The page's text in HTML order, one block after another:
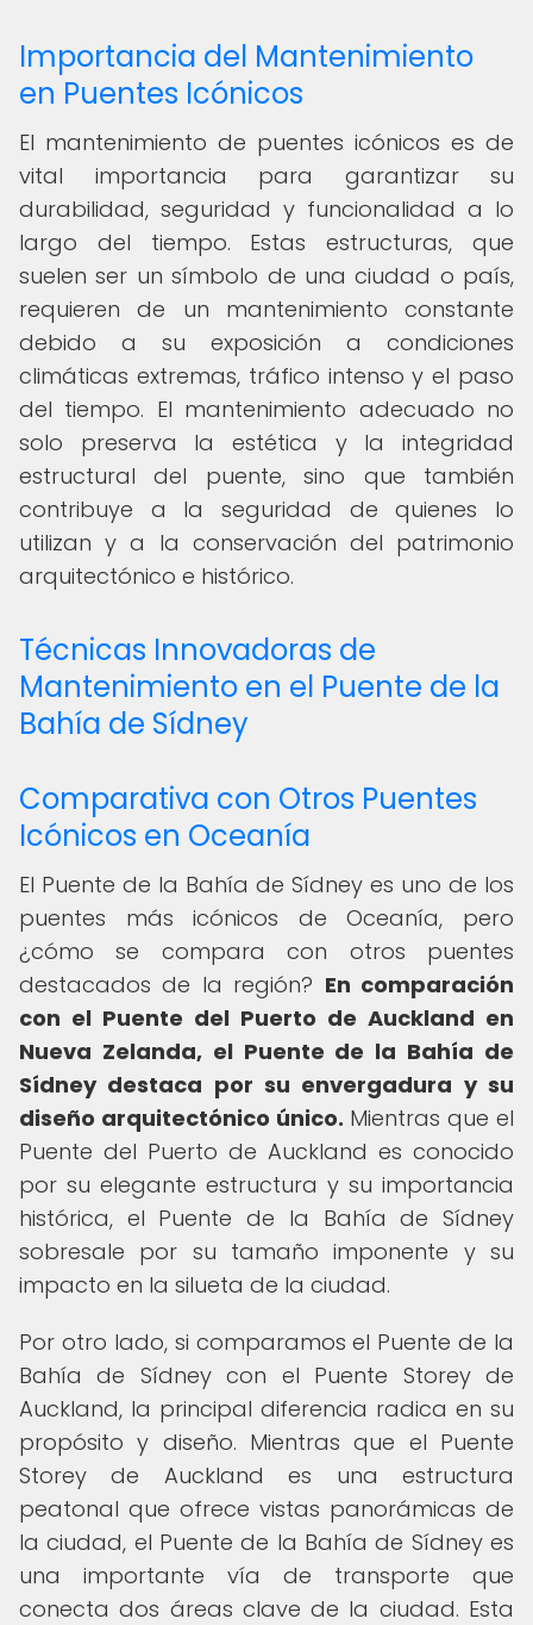
Importancia del Mantenimiento
en Puentes Icónicos
El mantenimiento de puentes icónicos es de
vital importancia para garantizar su
durabilidad, seguridad y funcionalidad a lo
largo del tiempo. Estas estructuras, que
suelen ser un símbolo de una ciudad o país,
requieren de un mantenimiento constante
debido a su exposición a condiciones
climáticas extremas, tráfico intenso y el paso
del tiempo. El mantenimiento adecuado no
solo preserva la estética y la integridad
estructural del puente, sino que también
contribuye a la seguridad de quienes lo
utilizan y a la conservación del patrimonio
arquitectónico e histórico.
Técnicas Innovadoras de
Mantenimiento en el Puente de la
Bahía de Sídney
Comparativa con Otros Puentes
Icónicos en Oceanía
El Puente de la Bahía de Sídney es uno de los
puentes más icónicos de Oceanía, pero
¿cómo se compara con otros puentes
destacados de la región? En comparación
con el Puente del Puerto de Auckland en
Nueva Zelanda, el Puente de la Bahía de
Sídney destaca por su envergadura y su
diseño arquitectónico único. Mientras que el
Puente del Puerto de Auckland es conocido
por su elegante estructura y su importancia
histórica, el Puente de la Bahía de Sídney
sobresale por su tamaño imponente y su
impacto en la silueta de la ciudad.
Por otro lado, si comparamos el Puente de la
Bahía de Sídney con el Puente Storey de
Auckland, la principal diferencia radica en su
propósito y diseño. Mientras que el Puente
Storey de Auckland es una estructura
peatonal que ofrece vistas panorámicas de
la ciudad, el Puente de la Bahía de Sídney es
una importante vía de transporte que
conecta dos áreas clave de la ciudad. Esta